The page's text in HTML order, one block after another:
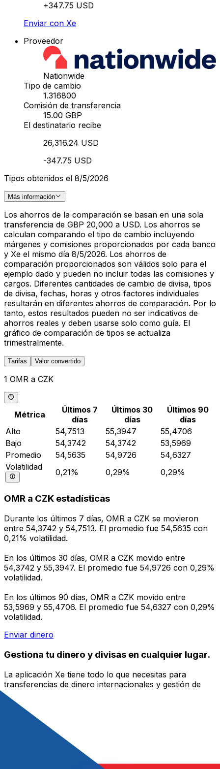
+347.75 USD
Enviar con Xe
Proveedor
Nationwide
Tipo de cambio
1.316800
Comisión de transferencia
15.00 GBP
El destinatario recibe
26,316.24 USD
-347.75 USD
Tipos obtenidos el 8/5/2026
Más información
Los ahorros de la comparación se basan en una sola
transferencia de GBP 20,000 a USD. Los ahorros se
calculan comparando el tipo de cambio incluyendo
márgenes y comisiones proporcionados por cada banco
y Xe el mismo día 8/5/2026. Los ahorros de
comparación proporcionados son válidos solo para el
ejemplo dado y pueden no incluir todas las comisiones y
cargos. Diferentes cantidades de cambio de divisa, tipos
de divisa, fechas, horas y otros factores individuales
resultarán en diferentes ahorros de comparación. Por lo
tanto, estos resultados pueden no ser indicativos de
ahorros reales y deben usarse solo como guía. El
gráfico de comparación de tipos se actualiza
trimestralmente.
Tarifas Valor convertido
1 OMR a CZK
Métrica
Últimos 7
días
Últimos 30
días
Últimos 90
días
Alto
54,7513 55,3947
55,4706
Bajo
54,3742 54,3742
53,5969
Promedio
54,5635 54,9726
54,6327
Volatilidad
0,21% 0,29% 0,29%
OMR a CZK estadísticas
Durante los últimos 7 días, OMR a CZK se movieron
entre 54,3742 y 54,7513. El promedio fue 54,5635 con
0,21% volatilidad.
En los últimos 30 días, OMR a CZK movido entre
54,3742 y 55,3947. El promedio fue 54,9726 con 0,29%
volatilidad.
En los últimos 90 días, OMR a CZK movido entre
53,5969 y 55,4706. El promedio fue 54,6327 con 0,29%
volatilidad.
Enviar dinero
Gestiona tu dinero y divisas en cualquier lugar.
La aplicación Xe tiene todo lo que necesitas para
transferencias de dinero internacionales y gestión de
divisas. Convierte divisas, configura alertas de tipos y
transfiere dinero al extranjero sin comisiones ocultas.
¡Descarga hoy!